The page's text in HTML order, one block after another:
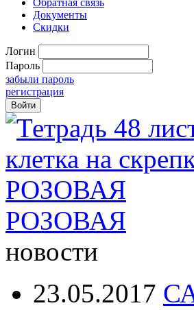
Обратная связь
Документы
Скидки
Логин
Пароль
забыли пароль
регистрация
РОЗОВАЯ
новости
23.05.2017